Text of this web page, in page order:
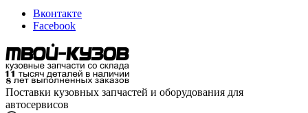
Вконтакте
Facebook
Поставки кузовных запчастей и оборудования для
автосервисов